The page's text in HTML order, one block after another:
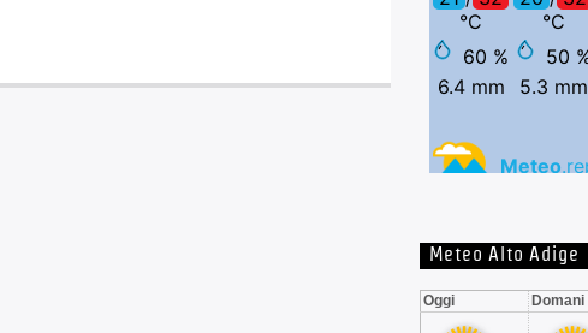
Meteo Alto Adige
Oggi Domani